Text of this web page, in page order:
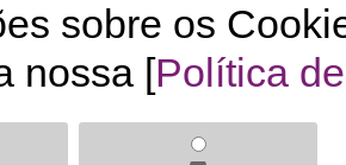
sobre os
nossa [Política